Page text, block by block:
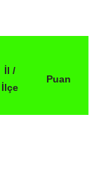
İl /
İlçe
Puan